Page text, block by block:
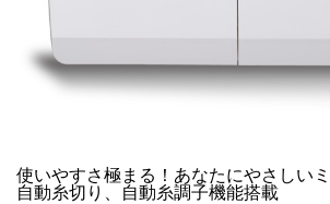
使いやすさ極まる！あなたにやさしい
自動糸切り、自動糸調子機能搭載